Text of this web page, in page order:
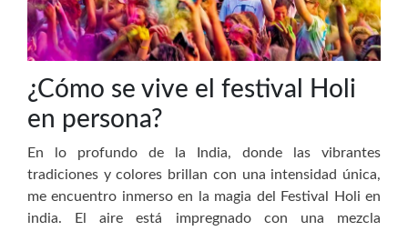
¿Cómo se vive el festival Holi
en persona?
En lo profundo de la India, donde las vibrantes
tradiciones y colores brillan con una intensidad única,
me encuentro inmerso en la magia del Festival Holi en
india. El aire está impregnado con una mezcla